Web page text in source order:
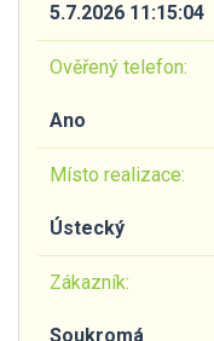
5.7.2026 11:15:04
Ověřený telefon:
Ano
Místo realizace:
Ústecký
Zákazník:
Soukromá